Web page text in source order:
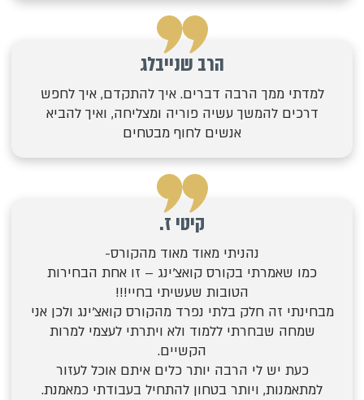
הרב שנייבלג
למדתי ממך הרבה דברים. איך להתקדם, איך לחפש
דרכים להמשך עשיה פוריה ומצליחה, ואיך להביא
אנשים לחוף מבטחים
קיטי ז.
נהניתי מאוד מאוד מהקורס-
כמו שאמרתי בקורס קואצ’ינג – זו אחת הבחירות
הטובות שעשיתי בחיי!!!
מבחינתי זה חלק בלתי נפרד מהקורס קואצ’ינג ולכן אני
שמחה שבחרתי ללמוד ולא ויתרתי לעצמי למרות
הקשיים.
כעת יש לי הרבה יותר כלים איתם אוכל לעזור
למתאמנות, ויותר בטחון להתחיל בעבודתי כמאמנת.